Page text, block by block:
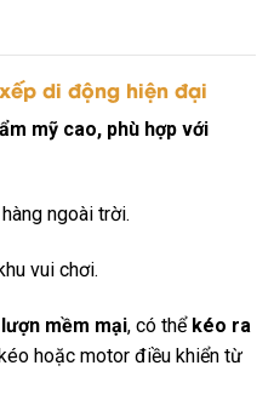
di động hiện đại
mỹ cao, phù hợp với
ngoài trời.
vui chơi.
mềm mại, có thể kéo ra
hoặc motor điều khiển từ